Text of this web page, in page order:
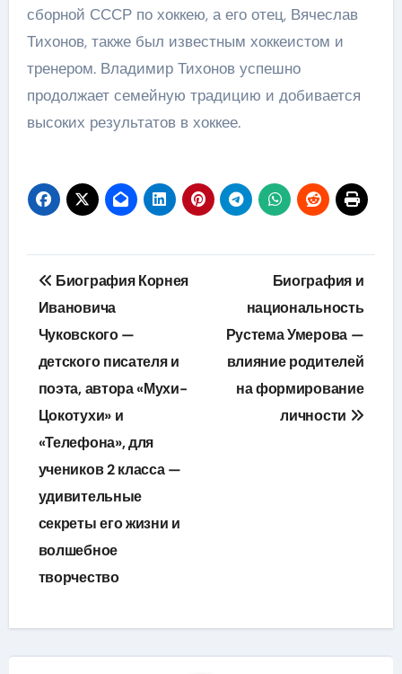
сборной СССР по хоккею, а его отец, Вячеслав
Тихонов, также был известным хоккеистом и
тренером. Владимир Тихонов успешно
продолжает семейную традицию и добивается
высоких результатов в хоккее.
Навигация
по
записям
Биография Корнея
Ивановича
Чуковского —
детского писателя и
поэта, автора «Мухи-
Цокотухи» и
«Телефона», для
учеников 2 класса —
удивительные
секреты его жизни и
волшебное
творчество
Биография и
национальность
Рустема Умерова —
влияние родителей
на формирование
личности